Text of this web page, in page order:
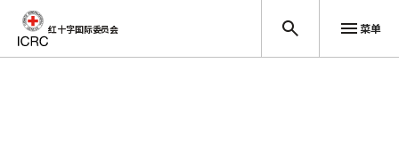
红十字国际委员会 菜单